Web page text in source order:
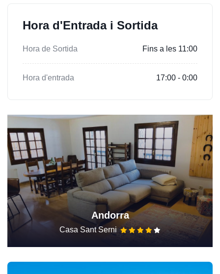
Hora d'Entrada i Sortida
Hora de Sortida Fins a les 11:00
Hora d'entrada 17:00 - 0:00
Andorra
Casa Sant Serni